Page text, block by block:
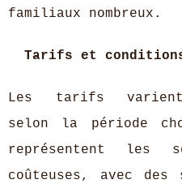
familiaux nombreux.
Tarifs et
Les tarifs varient
selon la période
représentent les
coûteuses, avec des